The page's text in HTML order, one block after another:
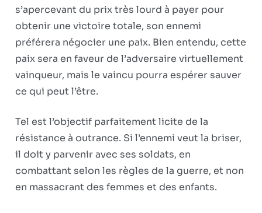
s’apercevant du prix très lourd à payer pour
obtenir une victoire totale, son ennemi
préférera négocier une paix. Bien entendu, cette
paix sera en faveur de l’adversaire virtuellement
vainqueur, mais le vaincu pourra espérer sauver
ce qui peut l’être.
Tel est l’objectif parfaitement licite de la
résistance à outrance. Si l’ennemi veut la briser,
il doit y parvenir avec ses soldats, en
combattant selon les règles de la guerre, et non
en massacrant des femmes et des enfants.